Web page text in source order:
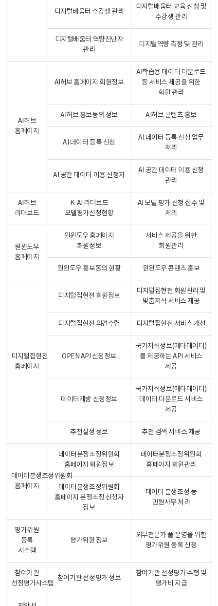
디지털배움터 수강생 관리
디지털배움터 교육 신청 및
수강생 관리
디지털배움터 역량진단자
관리
디지털역량 측정 및 관리
AI허브
홈페이지
AI허브 홈페이지 회원정보
AI학습용 데이터 다운로드
등 서비스 제공을 위한
회원 관리
AI허브 홍보동의 정보 AI허브 콘텐츠 홍보
AI 데이터 등록 신청
AI 데이터 등록 신청 업무
처리
AI 공간 데이터 이용 신청자
AI 공간 데이터 이용 신청
관리
AI허브
리더보드
K-AI 리더보드
모델평가신청현황
AI 모델 평가 신청 접수 및
처리
원윈도우
홈페이지
원윈도우 홈페이지
회원정보
서비스 제공을 위한
회원관리
원윈도우 홍보동의 현황 원윈도우 콘텐츠 홍보
디지털집현전
홈페이지
디지털집현전 회원정보
디지털집현전 회원관리 및
맞춤지식 서비스 제공
디지털집현전 의견수렴 디지털집현전 서비스 개선
OPEN API 신청정보
국가지식정보(메타데이터)
를 제공하는 API 서비스
제공
데이터개방 신청정보
국가지식정보(메타데이터)
데이터 다운로드 서비스
제공
추천설정 정보 추천 검색 서비스 제공
데이터분쟁조정위원회
홈페이지
데이터분쟁조정위원회
홈페이지 회원정보
데이터분쟁조정위원회
홈페이지 회원관리
데이터분쟁조정위원회
홈페이지 분쟁조정 신청자
정보
데이터 분쟁조정 등
민원사무 처리
평가위원
등록
시스템
평가위원 정보
외부전문가 풀 운영을 위한
평가위원 등록 신청
참여기관
선정평가시스템
참여기관 선정평가 정보
참여기관 선정평가 수행 및
평가비 지급